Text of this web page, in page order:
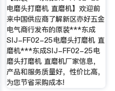
电磨头打磨机 直磨机】欢迎前
来中国供应商了解新区亦好五金
电气商行发布的原装***东成
SIJ-FF02-25电磨头打磨机 直
磨机***东成SIJ-FF02-25电
磨头打磨机 直磨机厂家信息，
产品和服务质量好，性价比高，
为您节省采购成本!